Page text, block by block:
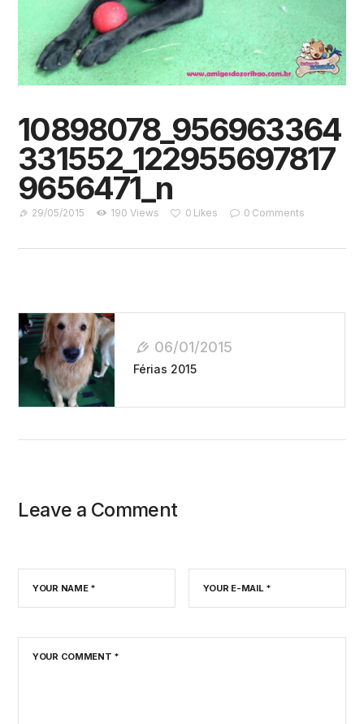
10898078_956963364
331552_122955697817
9656471_n
29/05/2015 190 Views 0 Likes 0 Comments
Navegação
De
Post
06/01/2015
Férias 2015
Leave a Comment